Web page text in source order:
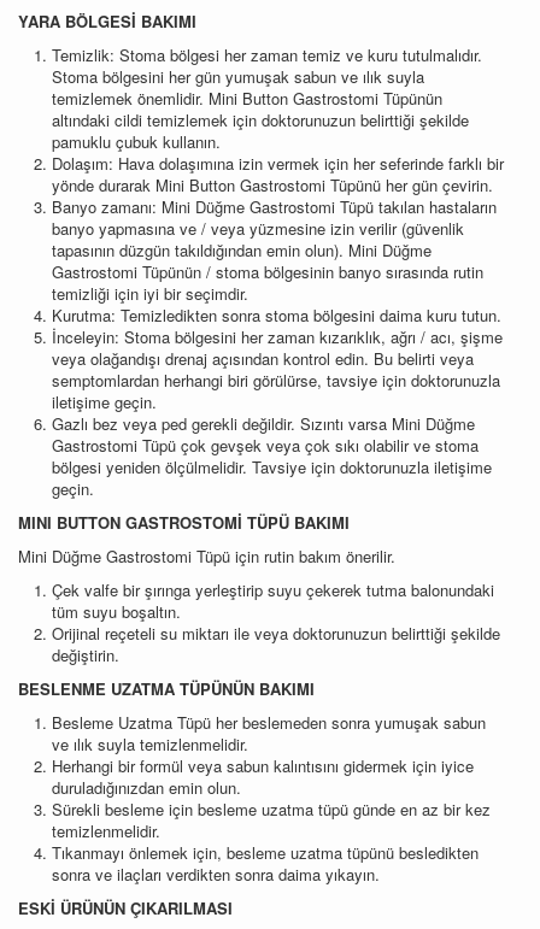
YARA BÖLGESİ BAKIMI
Temizlik: Stoma bölgesi her zaman temiz ve kuru tutulmalıdır.
Stoma bölgesini her gün yumuşak sabun ve ılık suyla
temizlemek önemlidir. Mini Button Gastrostomi Tüpünün
altındaki cildi temizlemek için doktorunuzun belirttiği şekilde
pamuklu çubuk kullanın.
Dolaşım: Hava dolaşımına izin vermek için her seferinde farklı bir
yönde durarak Mini Button Gastrostomi Tüpünü her gün çevirin.
Banyo zamanı: Mini Düğme Gastrostomi Tüpü takılan hastaların
banyo yapmasına ve / veya yüzmesine izin verilir (güvenlik
tapasının düzgün takıldığından emin olun). Mini Düğme
Gastrostomi Tüpünün / stoma bölgesinin banyo sırasında rutin
temizliği için iyi bir seçimdir.
Kurutma: Temizledikten sonra stoma bölgesini daima kuru tutun.
İnceleyin: Stoma bölgesini her zaman kızarıklık, ağrı / acı, şişme
veya olağandışı drenaj açısından kontrol edin. Bu belirti veya
semptomlardan herhangi biri görülürse, tavsiye için doktorunuzla
iletişime geçin.
Gazlı bez veya ped gerekli değildir. Sızıntı varsa Mini Düğme
Gastrostomi Tüpü çok gevşek veya çok sıkı olabilir ve stoma
bölgesi yeniden ölçülmelidir. Tavsiye için doktorunuzla iletişime
geçin.
MINI BUTTON GASTROSTOMİ TÜPÜ BAKIMI
Mini Düğme Gastrostomi Tüpü için rutin bakım önerilir.
Çek valfe bir şırınga yerleştirip suyu çekerek tutma balonundaki
tüm suyu boşaltın.
Orijinal reçeteli su miktarı ile veya doktorunuzun belirttiği şekilde
değiştirin.
BESLENME UZATMA TÜPÜNÜN BAKIMI
Besleme Uzatma Tüpü her beslemeden sonra yumuşak sabun
ve ılık suyla temizlenmelidir.
Herhangi bir formül veya sabun kalıntısını gidermek için iyice
duruladığınızdan emin olun.
Sürekli besleme için besleme uzatma tüpü günde en az bir kez
temizlenmelidir.
Tıkanmayı önlemek için, besleme uzatma tüpünü besledikten
sonra ve ilaçları verdikten sonra daima yıkayın.
ESKİ ÜRÜNÜN ÇIKARILMASI